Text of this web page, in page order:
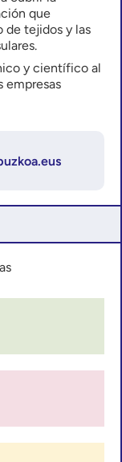
que
de tejidos y las
y científico al
empresas